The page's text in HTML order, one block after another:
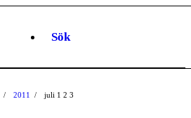
Sök
1 2
/ 2011 3
/ juli